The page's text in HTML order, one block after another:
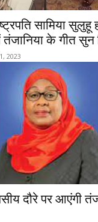
सामिया
तंजानिया के गीत
2023
दौरे पर आएंगी